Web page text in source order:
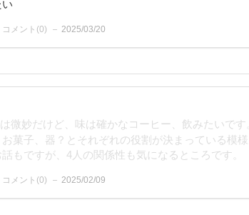
コメント(0) 2025/03/20
微妙だけど、味は確かなコーヒー、飲みたいです
菓子、器？とそれぞれの役割が決まっている模
もですが、4人の関係性も気になるところです。
コメント(0) 2025/02/09